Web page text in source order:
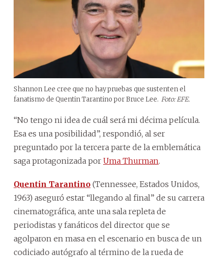
Shannon Lee cree que no hay pruebas que sustenten el
fanatismo de Quentin Tarantino por Bruce Lee. Foto: EFE.
“No tengo ni idea de cuál será mi décima película.
Esa es una posibilidad”, respondió, al ser
preguntado por la tercera parte de la emblemática
saga protagonizada por Uma Thurman.
Quentin Tarantino (Tennessee, Estados Unidos,
1963) aseguró estar “llegando al final” de su carrera
cinematográfica, ante una sala repleta de
periodistas y fanáticos del director que se
agolparon en masa en el escenario en busca de un
codiciado autógrafo al término de la rueda de